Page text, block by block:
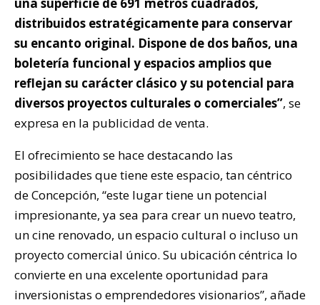
distribuidos estratégicamente para conservar
su encanto original. Dispone de dos baños, una
boletería funcional y espacios amplios que
reflejan su carácter clásico y su potencial para
diversos proyectos culturales o comerciales”, se
expresa en la publicidad de venta.
El ofrecimiento se hace destacando las
posibilidades que tiene este espacio, tan céntrico
de Concepción, “este lugar tiene un potencial
impresionante, ya sea para crear un nuevo teatro,
un cine renovado, un espacio cultural o incluso un
proyecto comercial único. Su ubicación céntrica lo
convierte en una excelente oportunidad para
inversionistas o emprendedores visionarios”, añade